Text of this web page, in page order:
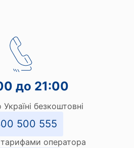
до 21:00
безкоштовні
500 555
тарифами оператора